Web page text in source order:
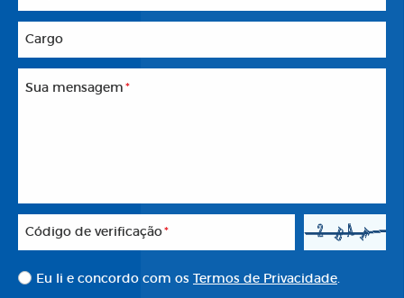
Cargo
Sua mensagem *
Código de verificação*
Eu li e concordo com os Termos de Privacidade